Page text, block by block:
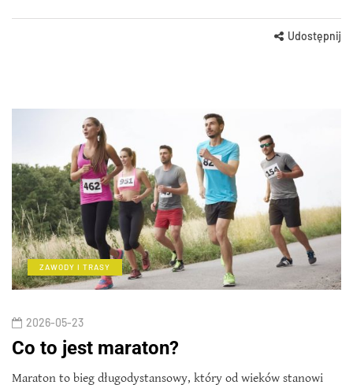
Udostępnij
ZAWODY I TRASY
2026-05-23
Co to jest maraton?
Maraton to bieg długodystansowy, który od wieków stanowi